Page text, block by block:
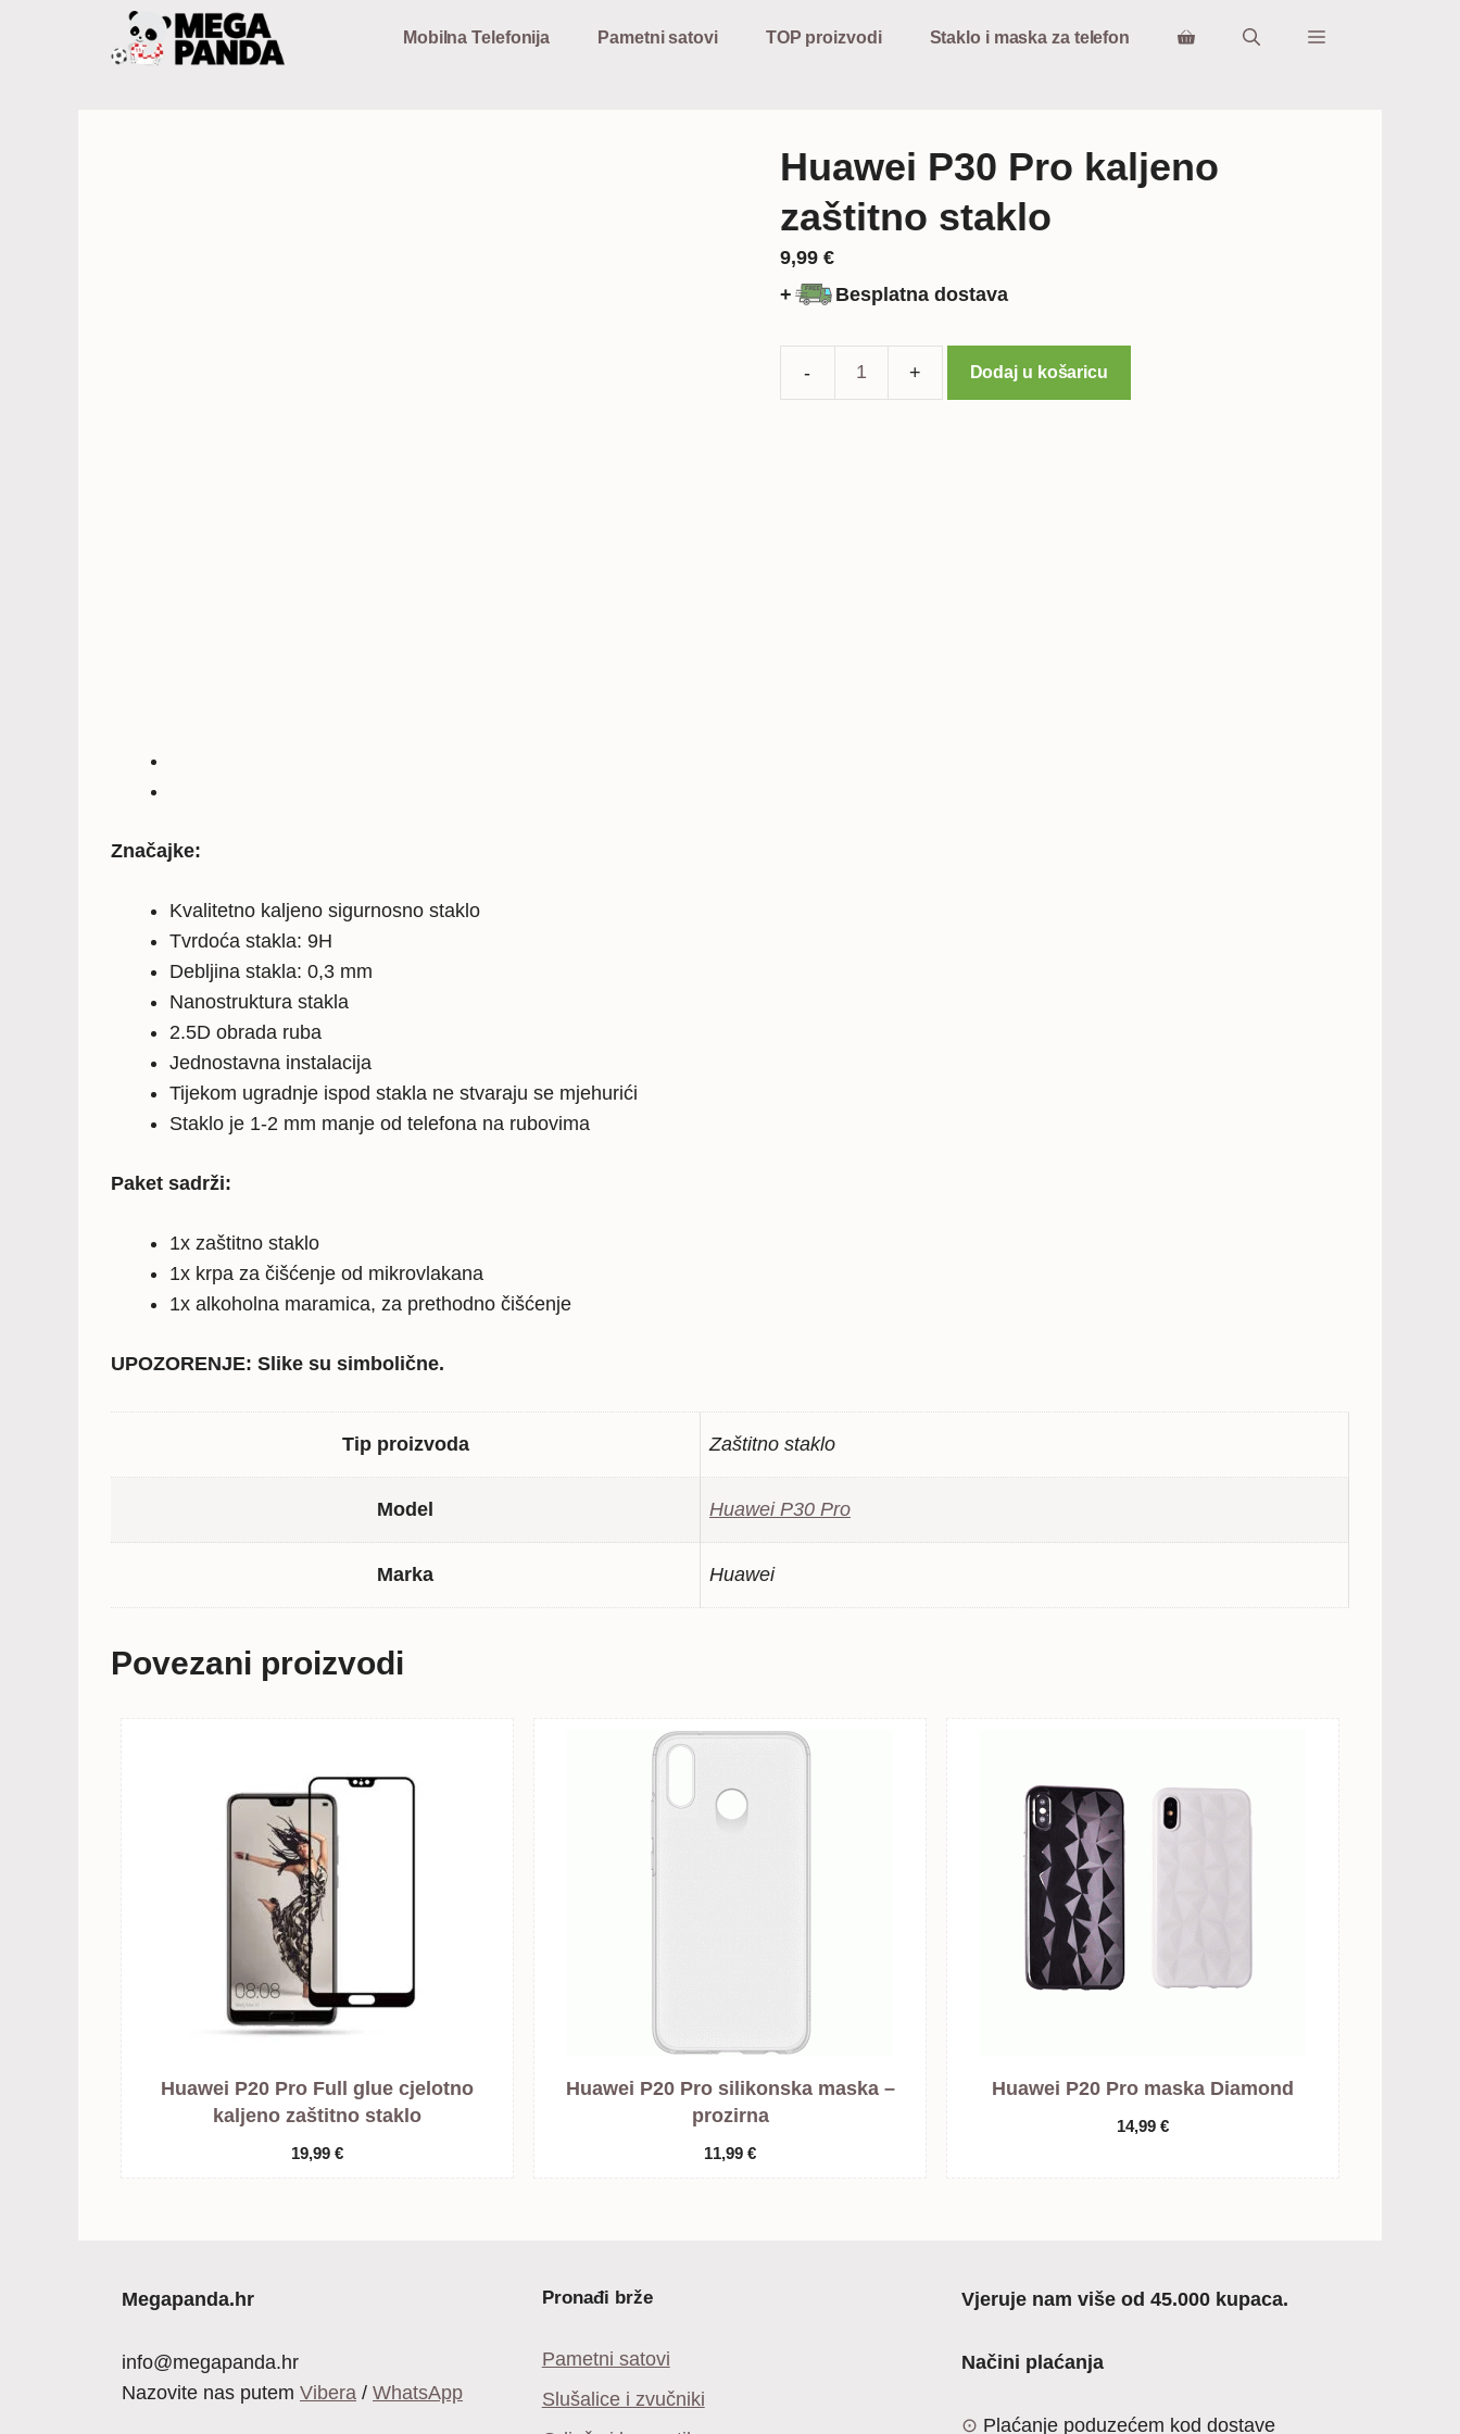
Mobilna Telefonija Pametni satovi TOP proizvodi Staklo i maska za telefon
Huawei P30 Pro kaljeno
zaštitno staklo
9,99 €
+
Besplatna dostava
Dodaj u košaricu
Značajke:
Kvalitetno kaljeno sigurnosno staklo
Tvrdoća stakla: 9H
Debljina stakla: 0,3 mm
Nanostruktura stakla
2.5D obrada ruba
Jednostavna instalacija
Tijekom ugradnje ispod stakla ne stvaraju se mjehurići
Staklo je 1-2 mm manje od telefona na rubovima
Paket sadrži:
1x zaštitno staklo
1x krpa za čišćenje od mikrovlakana
1x alkoholna maramica, za prethodno čišćenje
UPOZORENJE: Slike su simbolične.
Tip proizvoda Zaštitno staklo
Model Huawei P30 Pro
Marka Huawei
Povezani proizvodi
Huawei P20 Pro Full glue cjelotno
kaljeno zaštitno staklo
19,99 €
Huawei P20 Pro silikonska maska –
prozirna
11,99 €
Huawei P20 Pro maska Diamond
14,99 €
Megapanda.hr
info@megapanda.hr
Nazovite nas putem Vibera / WhatsApp
Pronađi brže
Pametni satovi
Slušalice i zvučniki
Vjeruje nam više od 45.000 kupaca.
Načini plaćanja
Plaćanje poduzećem kod dostave